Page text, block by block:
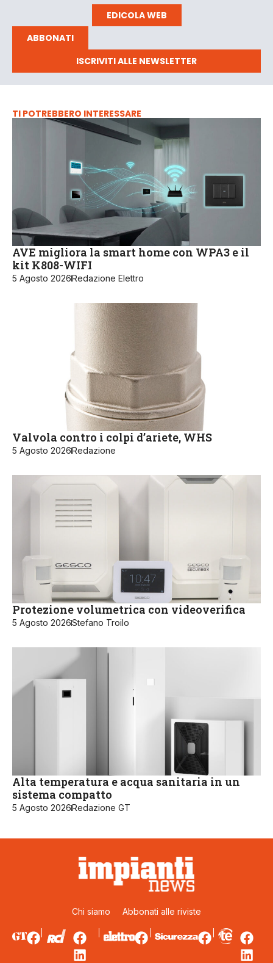
EDICOLA WEB
ABBONATI
ISCRIVITI ALLE NEWSLETTER
TI POTREBBERO INTERESSARE
AVE migliora la smart home con WPA3 e il
kit K808-WIFI
5 Agosto 2026Redazione Elettro
Valvola contro i colpi d’ariete, WHS
5 Agosto 2026Redazione
Protezione volumetrica con videoverifica
5 Agosto 2026Stefano Troilo
Alta temperatura e acqua sanitaria in un
sistema compatto
5 Agosto 2026Redazione GT
Chi siamo Abbonati alle riviste